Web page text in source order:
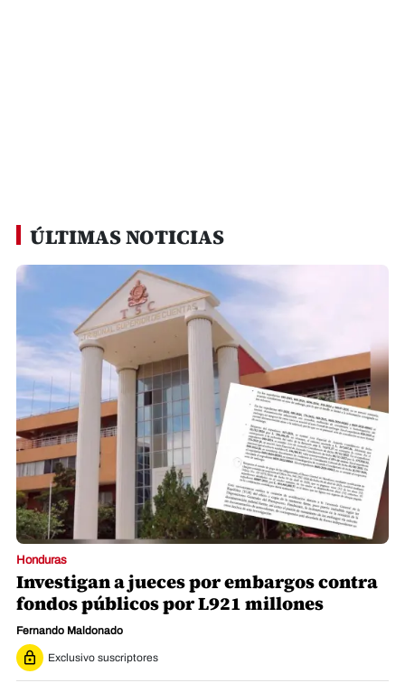
ÚLTIMAS NOTICIAS
Honduras
Investigan a jueces por embargos contra
fondos públicos por L921 millones
Fernando Maldonado
Exclusivo suscriptores